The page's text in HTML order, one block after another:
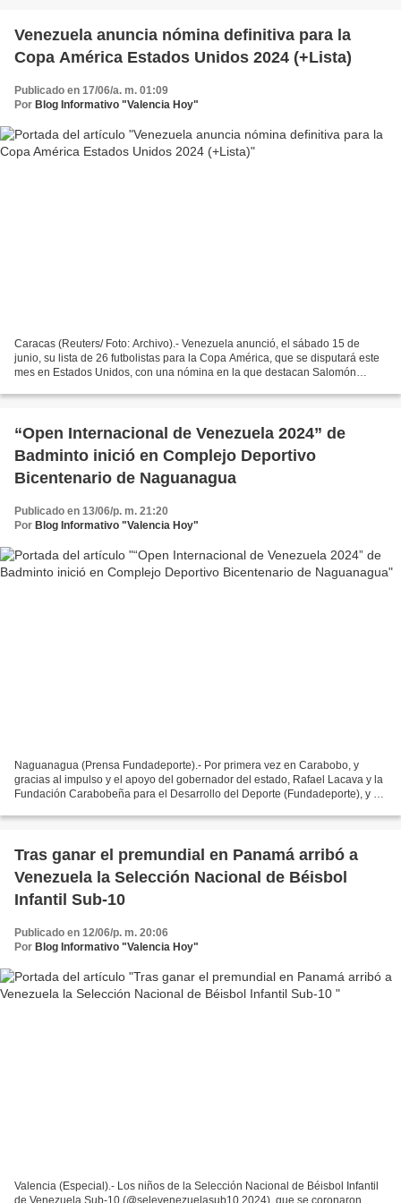
Venezuela anuncia nómina definitiva para la
Copa América Estados Unidos 2024 (+Lista)
Publicado en 17/06/a. m. 01:09
Por Blog Informativo "Valencia Hoy"
Caracas (Reuters/ Foto: Archivo).- Venezuela anunció, el sábado 15 de
junio, su lista de 26 futbolistas para la Copa América, que se disputará este
mes en Estados Unidos, con una nómina en la que destacan Salomón
“Open Internacional de Venezuela 2024” de
Badminto inició en Complejo Deportivo
Bicentenario de Naguanagua
Publicado en 13/06/p. m. 21:20
Por Blog Informativo "Valencia Hoy"
Naguanagua (Prensa Fundadeporte).- Por primera vez en Carabobo, y
gracias al impulso y el apoyo del gobernador del estado, Rafael Lacava y la
Fundación Carabobeña para el Desarrollo del Deporte (Fundadeporte), y su
Tras ganar el premundial en Panamá arribó a
Venezuela la Selección Nacional de Béisbol
Infantil Sub-10
Publicado en 12/06/p. m. 20:06
Por Blog Informativo "Valencia Hoy"
Valencia (Especial).- Los niños de la Selección Nacional de Béisbol Infantil
de Venezuela Sub-10 (@selevenezuelasub10.2024), que se coronaron